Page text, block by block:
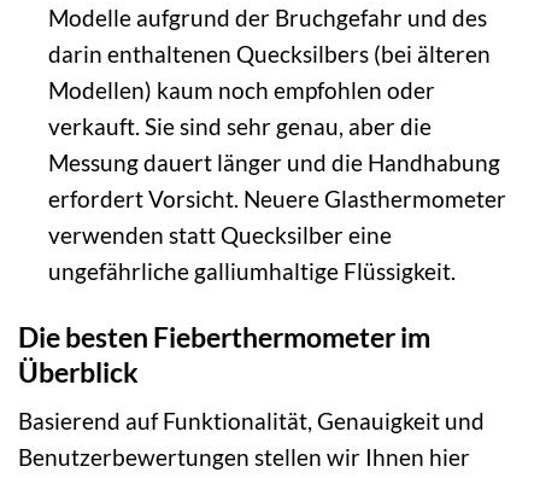
Modelle aufgrund der Bruchgefahr und des
darin enthaltenen Quecksilbers (bei älteren
Modellen) kaum noch empfohlen oder
verkauft. Sie sind sehr genau, aber die
Messung dauert länger und die Handhabung
erfordert Vorsicht. Neuere Glasthermometer
verwenden statt Quecksilber eine
ungefährliche galliumhaltige Flüssigkeit.
Die besten Fieberthermometer im
Überblick
Basierend auf Funktionalität, Genauigkeit und
Benutzerbewertungen stellen wir Ihnen hier